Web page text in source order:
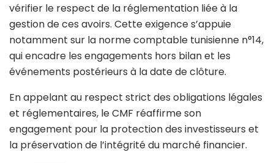
vérifier le respect de la réglementation liée à la
gestion de ces avoirs. Cette exigence s’appuie
notamment sur la norme comptable tunisienne n°14,
qui encadre les engagements hors bilan et les
événements postérieurs à la date de clôture.
En appelant au respect strict des obligations légales
et réglementaires, le CMF réaffirme son
engagement pour la protection des investisseurs et
la préservation de l’intégrité du marché financier.